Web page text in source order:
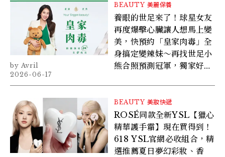
BEAUTY 美麗保養
養眼的世足來了！球星女友
再度爆擊心臟讓人想馬上變
美，快預約「皇家肉毒」全
身搞定變辣妹～再找世足小
熊合照預測冠軍，獨家好禮
Avril
2026-06-17
BEAUTY 美妝快遞
ROSÉ同款全新YSL【獵心
精華護手霜】現在買得到！
618 YSL官網必收組合，精
選推薦夏日夢幻彩妝、香